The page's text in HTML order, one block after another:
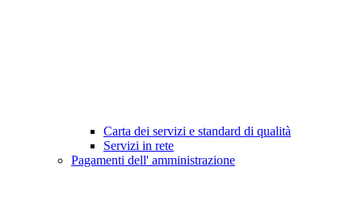
Carta dei servizi e standard di qualità
Servizi in rete
Pagamenti dell' amministrazione